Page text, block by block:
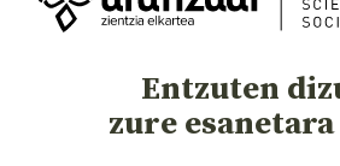
Entzuten
zure